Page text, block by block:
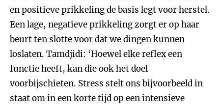
en positieve prikkeling de basis legt voor herstel.
Een lage, negatieve prikkeling zorgt er op haar
beurt ten slotte voor dat we dingen kunnen
loslaten. Tamdjidi: ‘Hoewel elke reflex een
functie heeft, kan die ook het doel
voorbijschieten. Stress stelt ons bijvoorbeeld in
staat om in een korte tijd op een intensieve